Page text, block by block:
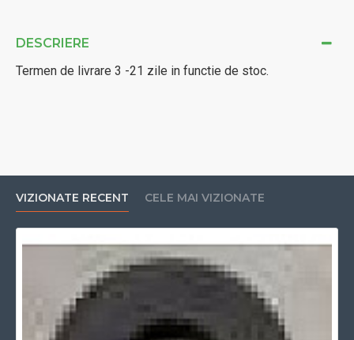
DESCRIERE
Termen de livrare 3 -21 zile in functie de stoc.
VIZIONATE RECENT CELE MAI VIZIONATE